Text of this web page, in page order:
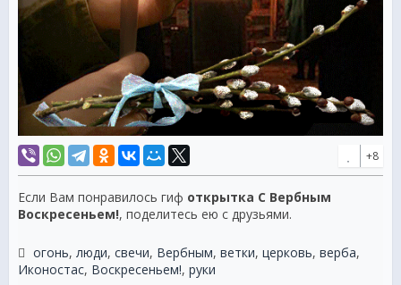
+8
Если Вам понравилось гиф открытка С Вербным
Воскресеньем!, поделитесь ею с друзьями.
огонь, люди, свечи, Вербным, ветки, церковь, верба,
Иконостас, Воскресеньем!, руки